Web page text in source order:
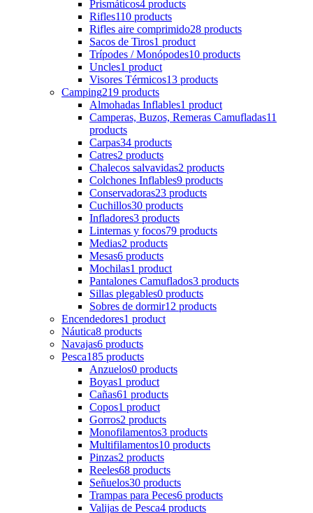
Prismáticos4 products
Rifles110 products
Rifles aire comprimido28 products
Sacos de Tiros1 product
Trípodes / Monópodes10 products
Uncles1 product
Visores Térmicos13 products
Camping219 products
Almohadas Inflables1 product
Camperas, Buzos, Remeras Camufladas11
products
Carpas34 products
Catres2 products
Chalecos salvavidas2 products
Colchones Inflables9 products
Conservadoras23 products
Cuchillos30 products
Infladores3 products
Linternas y focos79 products
Medias2 products
Mesas6 products
Mochilas1 product
Pantalones Camuflados3 products
Sillas plegables0 products
Sobres de dormir12 products
Encendedores1 product
Náutica8 products
Navajas6 products
Pesca185 products
Anzuelos0 products
Boyas1 product
Cañas61 products
Copos1 product
Gorros2 products
Monofilamentos3 products
Multifilamentos10 products
Pinzas2 products
Reeles68 products
Señuelos30 products
Trampas para Peces6 products
Valijas de Pesca4 products